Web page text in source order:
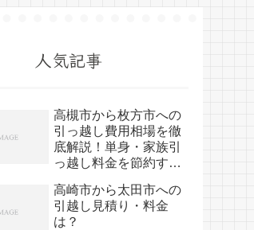
人気記事
高槻市から枚方市への
引っ越し費用相場を徹
底解説！単身・家族引
っ越し料金を節約する
高崎市から太田市への
引越し見積り・料金
は？